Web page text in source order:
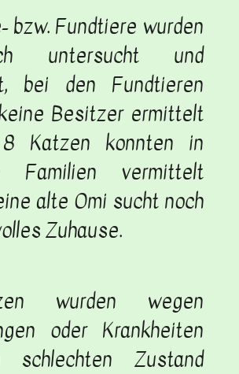
bzw. Fundtiere wurden
untersucht und
bei den Fundtieren
Besitzer ermittelt
8 Katzen konnten in
Familien vermittelt
alte Omi sucht noch
Zuhause.
wurden wegen
oder Krankheiten
Zustand